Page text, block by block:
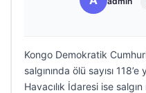
Kongo Demokratik
salgınında ölü sayısı
Havacılık İdaresi ise